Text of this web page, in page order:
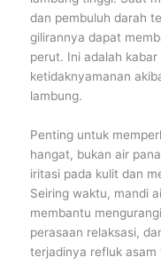
dan pembuluh darah
gilirannya dapat
perut. Ini adalah
ketidaknyamanan
lambung.
Penting untuk
hangat, bukan air
iritasi pada kulit dan
Seiring waktu, mandi
membantu
perasaan relaksasi,
terjadinya refluk asam